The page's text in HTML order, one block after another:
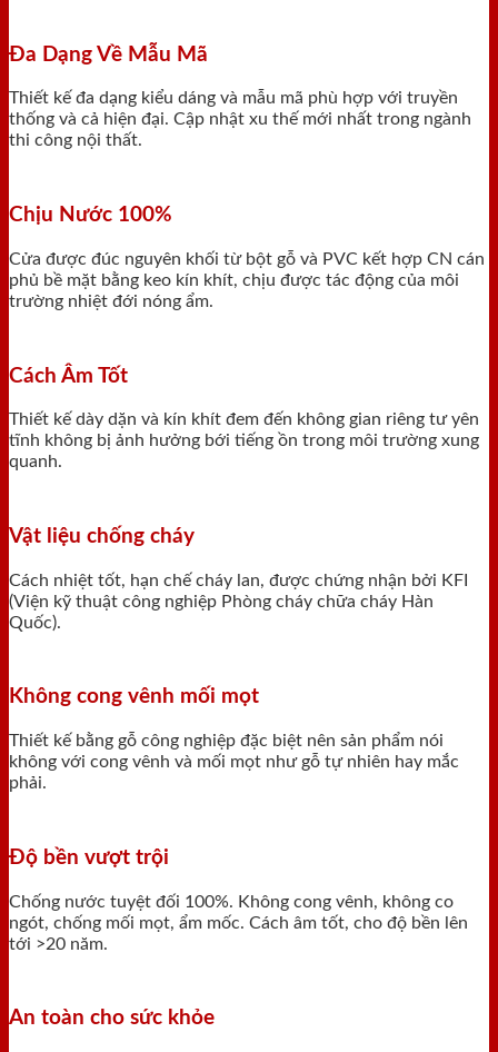
Đa Dạng Về Mẫu Mã
Thiết kế đa dạng kiểu dáng và mẫu mã phù hợp với truyền
thống và cả hiện đại. Cập nhật xu thế mới nhất trong ngành
thi công nội thất.
Chịu Nước 100%
Cửa được đúc nguyên khối từ bột gỗ và PVC kết hợp CN cán
phủ bề mặt bằng keo kín khít, chịu được tác động của môi
trường nhiệt đới nóng ẩm.
Cách Âm Tốt
Thiết kế dày dặn và kín khít đem đến không gian riêng tư yên
tĩnh không bị ảnh hưởng bới tiếng ồn trong môi trường xung
quanh.
Vật liệu chống cháy
Cách nhiệt tốt, hạn chế cháy lan, được chứng nhận bởi KFI
(Viện kỹ thuật công nghiệp Phòng cháy chữa cháy Hàn
Quốc).
Không cong vênh mối mọt
Thiết kế bằng gỗ công nghiệp đặc biệt nên sản phẩm nói
không với cong vênh và mối mọt như gỗ tự nhiên hay mắc
phải.
Độ bền vượt trội
Chống nước tuyệt đối 100%. Không cong vênh, không co
ngót, chống mối mọt, ẩm mốc. Cách âm tốt, cho độ bền lên
tới >20 năm.
An toàn cho sức khỏe